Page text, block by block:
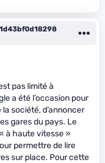
pas limité à
a été l’occasion pour
société, d’annoncer
gares du pays. Le
à haute vitesse »
permettre de lire
sur place. Pour cette